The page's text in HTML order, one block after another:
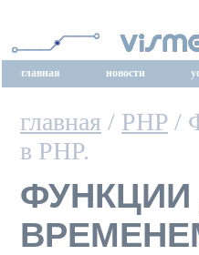
главная новости
главная / PHP /
в PHP.